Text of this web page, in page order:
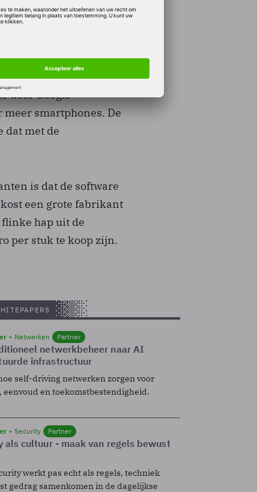
van Linux of
mini-notebooks met
dat Windows 7, de
door Google
smartphones. De
dat met de
is dat de software
een grote fabrikant
hap uit de
per stuk te koop zijn.
Netwerken Partner
netwerkbeheer naar AI
infrastructuur
self-driving netwerken zorgen voor
eenvoud en toekomstbestendigheid.
Security Partner
als cultuur - maak van regels bewust
werkt pas echt als regels, techniek
gedrag samenkomen in de dagelijkse